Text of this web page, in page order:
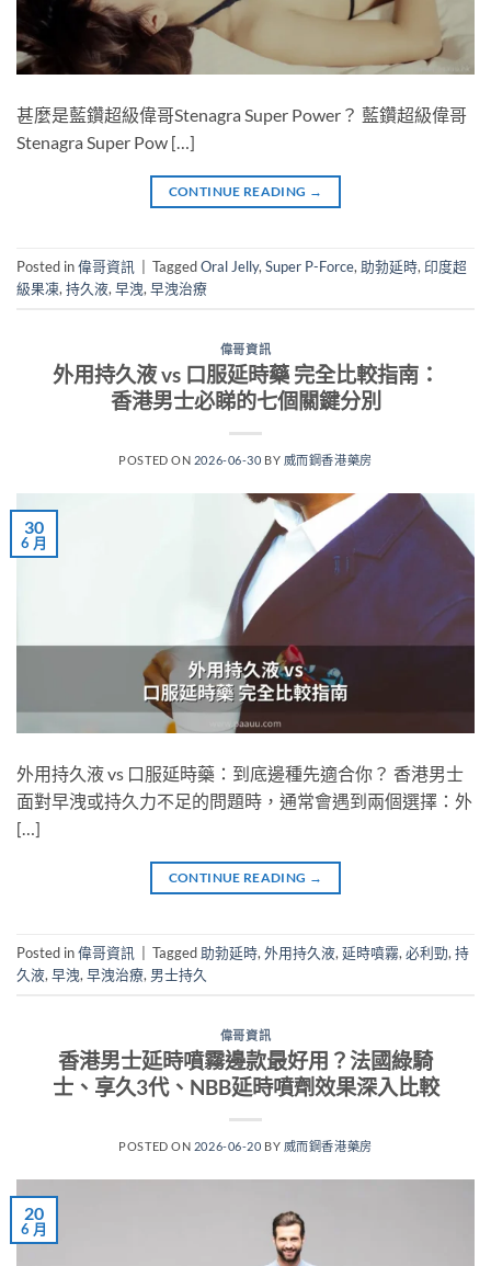
甚麼是藍鑽超級偉哥Stenagra Super Power？ 藍鑽超級偉哥
Stenagra Super Pow […]
CONTINUE READING →
Posted in偉哥資訊 TaggedOral Jelly,Super P-Force,助勃延時,印度超
級果凍,持久液,早洩,早洩治療
偉哥資訊
外用持久液 vs 口服延時藥 完全比較指南：
香港男士必睇的七個關鍵分別
POSTED ON 2026-06-30 BY 威而鋼香港藥房
30
6 月
外用持久液 vs 口服延時藥：到底邊種先適合你？ 香港男士
面對早洩或持久力不足的問題時，通常會遇到兩個選擇：外
[…]
CONTINUE READING →
Posted in偉哥資訊 Tagged助勃延時,外用持久液,延時噴霧,必利勁,持
久液,早洩,早洩治療, 男士持久
偉哥資訊
香港男士延時噴霧邊款最好用？法國綠騎
士、享久3代、NBB延時噴劑效果深入比較
POSTED ON 2026-06-20 BY 威而鋼香港藥房
20
6 月